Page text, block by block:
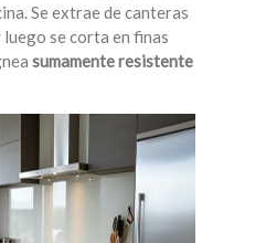
Se extrae de canteras
se corta en finas
sumamente resistente